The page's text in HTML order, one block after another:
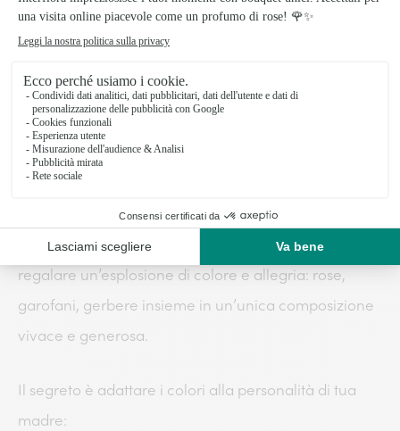
un pensiero capace di emozionare davvero. Belli in un
vaso sul tavolo della cucina o in salotto, durano a lungo e
profumano tutta la casa.
Fiori misti: quando vuoi dire tutto insieme
Non riesci a scegliere un solo fiore? Allora non
scegliere. Unbouquet misto
è perfetto per chi vuole
regalare un’esplosione di colore e allegria: rose,
garofani, gerbere insieme in un’unica composizione
vivace e generosa.
Il segreto è adattare i colori alla personalità di tua
madre: